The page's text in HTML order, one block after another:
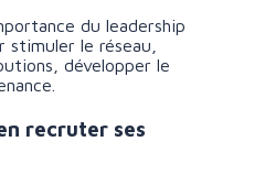
du leadership
stimuler le réseau,
développer le
recruter ses